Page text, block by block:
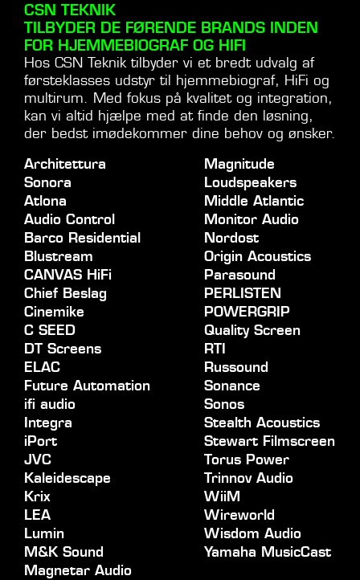
CSN TEKNIK
TILBYDER DE FØRENDE BRANDS INDEN
FOR HJEMMEBIOGRAF OG HIFI
Hos CSN Teknik tilbyder vi et bredt udvalg af
førsteklasses udstyr til hjemmebiograf, HiFi og
multirum. Med fokus på kvalitet og integration,
kan vi altid hjælpe med at finde den løsning,
der bedst imødekommer dine behov og ønsker.
Architettura
Sonora
Atlona
Audio Control
Barco Residential
Blustream
CANVAS HiFi
Chief Beslag
Cinemike
C SEED
DT Screens
ELAC
Future Automation
ifi audio
Integra
iPort
JVC
Kaleidescape
Krix
LEA
Lumin
M&K Sound
Magnetar Audio
Magnitude
Loudspeakers
Middle Atlantic
Monitor Audio
Nordost
Origin Acoustics
Parasound
PERLISTEN
POWERGRIP
Quality Screen
RTI
Russound
Sonance
Sonos
Stealth Acoustics
Stewart Filmscreen
Torus Power
Trinnov Audio
WiiM
Wireworld
Wisdom Audio
Yamaha MusicCast